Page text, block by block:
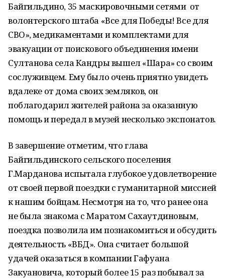
Байгильдино, 35 маскировочными сетями от
волонтерского штаба «Все для Победы! Все для
СВО», медикаментами и комплектами для
эвакуации от поискового объединения имени
Султанова села Кандры вышел «Шара» со своим
сослуживцем. Ему было очень приятно увидеть
вдалеке от дома своих земляков, он
поблагодарил жителей района за оказанную
помощь и передал в музей несколько экспонатов.
В завершение отметим, что глава
Байгильдинского сельского поселения
Г.Марданова испытала глубокое удовлетворение
от своей первой поездки с гуманитарной миссией
к нашим бойцам. Несмотря на то, что ранее она
не была знакома с Маратом Сахаутдиновым,
поездка позволила им познакомиться и обсудить
деятельность «ВБД». Она считает большой
удачей оказаться в компании Гафуана
Закуановича, который более 15 раз побывал за